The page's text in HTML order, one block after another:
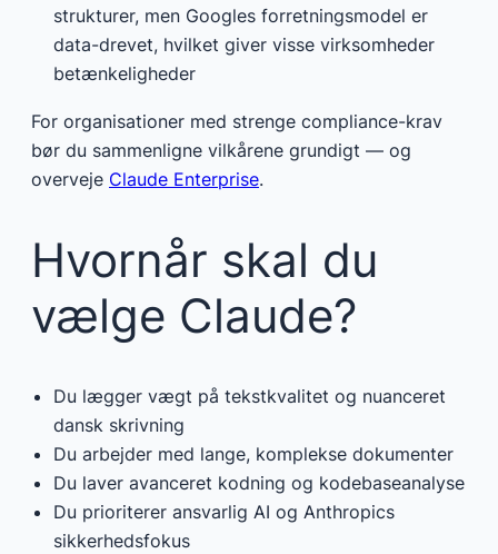
strukturer, men Googles forretningsmodel er
data-drevet, hvilket giver visse virksomheder
betænkeligheder
For organisationer med strenge compliance-krav
bør du sammenligne vilkårene grundigt — og
overveje Claude Enterprise.
Hvornår skal du
vælge Claude?
Du lægger vægt på tekstkvalitet og nuanceret
dansk skrivning
Du arbejder med lange, komplekse dokumenter
Du laver avanceret kodning og kodebaseanalyse
Du prioriterer ansvarlig AI og Anthropics
sikkerhedsfokus